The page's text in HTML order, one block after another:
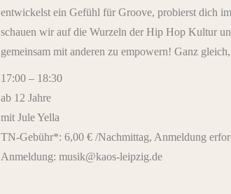
entwickelst ein Gefühl für Groove, probierst dich
schauen wir auf die Wurzeln der Hip Hop Kultur
gemeinsam mit anderen zu empowern! Ganz
17:00 – 18:30
ab 12 Jahre
mit Jule Yella
TN-Gebühr*: 6,00 € /Nachmittag, Anmeldung
Anmeldung: musik@kaos-leipzig.de